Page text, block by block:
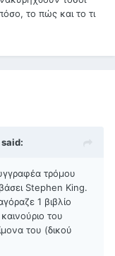
το πώς και το τι
τρόμου
Stephen King.
1 βιβλίο
του
του (δικού